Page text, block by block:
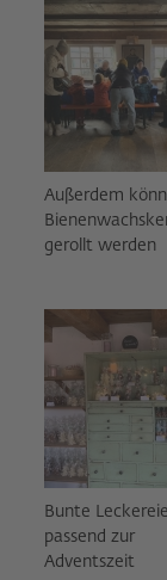
Außerdem
gerollt werden
Bunte
passend zur
Adventszeit